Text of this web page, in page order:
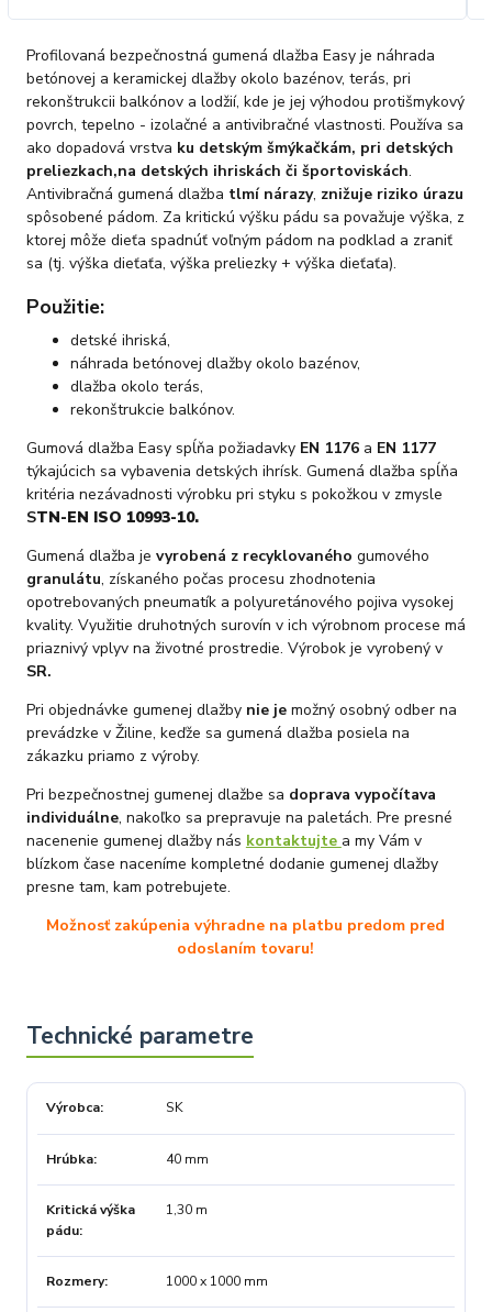
dodavatele. Jelikož zboží nebylo k dispozici ani u něj, museli jsme objednávku
Zakládáme si na férovém a rychlém jednání. O to více nás mrzí, že i přes naši
okamžitou reakci, osobní telefonát a maximální snahu náš obchod
nedoporučujete. Věříme, že nám v budoucnu dáte příležitost přesvědčit Vás o
kvalitě našich služeb. Tým OZY.market
Profilovaná bezpečnostná gumená dlažba Easy je náhrada
betónovej a keramickej dlažby okolo bazénov, terás, pri
rekonštrukcii balkónov a lodžií, kde je jej výhodou protišmykový
povrch, tepelno - izolačné a antivibračné vlastnosti. Používa sa
ako dopadová vrstva ku detským šmýkačkám, pri detských
preliezkach,na detských ihriskách či športoviskách.
Antivibračná gumená dlažba tlmí nárazy, znižuje riziko úrazu
spôsobené pádom. Za kritickú výšku pádu sa považuje výška, z
ktorej môže dieťa spadnúť voľným pádom na podklad a zraniť
sa (tj. výška dieťaťa, výška preliezky + výška dieťaťa).
Použitie:
detské ihriská,
náhrada betónovej dlažby okolo bazénov,
dlažba okolo terás,
rekonštrukcie balkónov.
Gumová dlažba Easy spĺňa požiadavky EN 1176a EN 1177
týkajúcich sa vybavenia detských ihrísk. Gumená dlažba spĺňa
kritéria nezávadnosti výrobku pri styku s pokožkou v zmysle
STN-EN ISO 10993-10.
Gumená dlažba je vyrobená z recyklovaného gumového
granulátu, získaného počas procesu zhodnotenia
opotrebovaných pneumatík a polyuretánového pojiva vysokej
kvality. Využitie druhotných surovín v ich výrobnom procese má
priaznivý vplyv na životné prostredie. Výrobok je vyrobený v
SR.
Pri objednávke gumenej dlažby nie jemožný osobný odber na
prevádzke v Žiline, keďže sa gumená dlažba posiela na
zákazku priamo z výroby.
Pri bezpečnostnej gumenej dlažbe sa doprava vypočítava
individuálne, nakoľko sa prepravuje na paletách. Pre presné
nacenenie gumenej dlažby nás kontaktujte a my Vám v
blízkom čase naceníme kompletné dodanie gumenej dlažby
presne tam, kam potrebujete.
Možnosť zakúpenia výhradne na platbu predom pred
odoslaním tovaru!
Výrobca SK
Hrúbka 40 mm
Kritická výška
pádu
1,30 m
Rozmery 1000 x 1000 mm